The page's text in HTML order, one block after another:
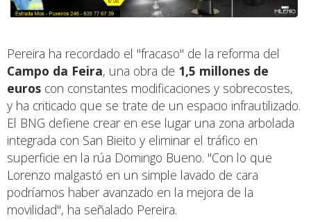
Pereira ha recordado el "fracaso" de la reforma del
Campo da Feira, una obra de 1,5 millones de
euros con constantes modificaciones y sobrecostes,
y ha criticado que se trate de un espacio infrautilizado.
El BNG defiene crear en ese lugar una zona arbolada
integrada con San Bieito y eliminar el tráfico en
superficie en la rúa Domingo Bueno. "Con lo que
Lorenzo malgastó en un simple lavado de cara
podríamos haber avanzado en la mejora de la
movilidad", ha señalado Pereira.